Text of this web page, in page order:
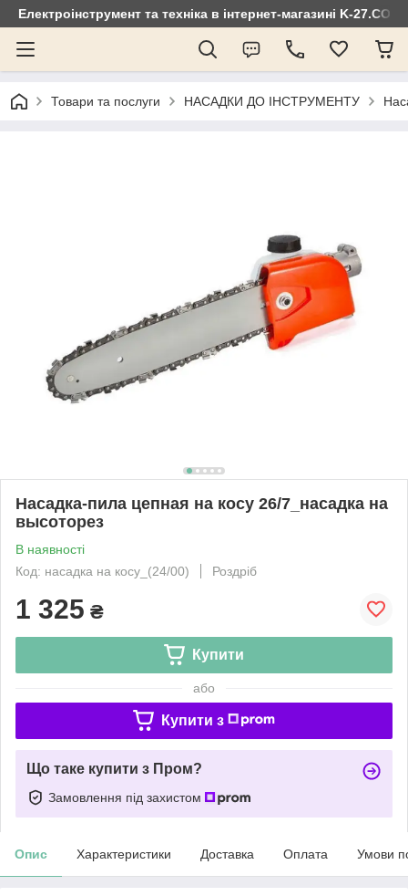
Електроінструмент та техніка в інтернет-магазині K-
Товари та послуги НАСАДКИ ДО ІНСТРУМЕНТУ
Насадка-пила цепная на косу 26/7_насадка на
высоторез
В наявності
Код: насадка на косу_(24/00)
Роздріб
1 325 ₴
Купити
або
Купити з
Що таке купити з Пром?
Замовлення під захистом
Опис Характеристики Доставка Оплата Умови